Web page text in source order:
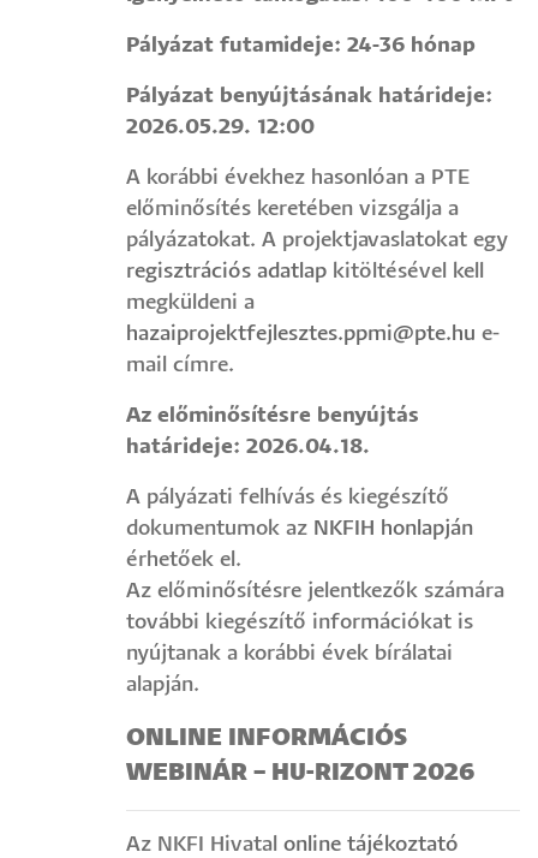
Pályázat futamideje: 24-36 hónap
Pályázat benyújtásának határideje:
2026.05.29. 12:00
A korábbi évekhez hasonlóan a PTE
előminősítés keretében vizsgálja a
pályázatokat. A projektjavaslatokat egy
regisztrációs adatlap kitöltésével kell
megküldeni a
hazaiprojektfejlesztes.ppmi@pte.hu e-
mail címre.
Az előminősítésre benyújtás
határideje: 2026.04.18.
A pályázati felhívás és kiegészítő
dokumentumok az NKFIH honlapján
érhetőek el.
Az előminősítésre jelentkezők számára
további kiegészítő információkat is
nyújtanak a korábbi évek bírálatai
alapján.
ONLINE INFORMÁCIÓS
WEBINÁR – HU-RIZONT 2026
Az NKFI Hivatal online tájékoztató